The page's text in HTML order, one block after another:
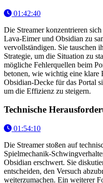
01:42:40
Die Streamer konzentrieren
Lava-Eimer und Obsidian zu
vervollständigen. Sie tauschen
Strategie, um die Situation zu
mögliche Fehlerquellen beim
betonen, wie wichtig eine klare
Obsidian-Decke für das Portal
um die Effizienz zu steigern.
Technische
01:54:10
Die Streamer stoßen auf
Spielmechanik-
Obsidian erschwert. Sie
entscheiden, den Versuch
weiterzumachen. Ein weiterer